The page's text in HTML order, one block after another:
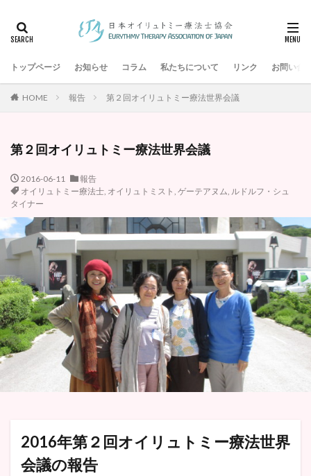
トップページ お知らせ コラム 私たちについて リンク お問い合
HOME 報告 第２回オイリュトミー療法世界会議
第２回オイリュトミー療法世界会議
2016-06-11
報告
オイリュトミー療法士, オイリュトミスト , ゲーテアヌム, ルドルフ・シュ
タイナー
2016年第２回オイリュトミー療法世界
会議の報告
発達支援
母音
シュタイナー学校
ゲーテアヌム
オイリュトミスト
オイリュトミーフィギュア
オイリュトミー
検索